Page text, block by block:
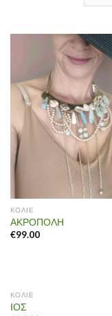
ΚΟΛΙΕ
ΑΚΡΟΠΟΛΗ
€99.00
ΚΟΛΙΕ
ΙΟΣ